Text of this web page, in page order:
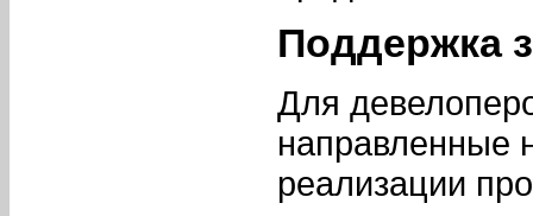
Поддержка
Для
направленные
реализации